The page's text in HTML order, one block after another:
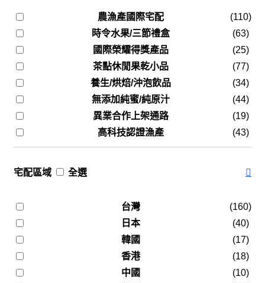
農漁產國際宅配
(110)
時令水果/三節禮盒
(63)
國際榮耀得獎產品
(25)
茶點休閒果乾小品
(77)
養生/烘焙/沖泡飲品
(34)
無添加純蜜/純原汁
(44)
異業合作上架通路
(19)
高科技認證漁產
(43)
宅配區域 全選
台灣
(160)
日本
(40)
韓國
(17)
香港
(18)
中國
(10)